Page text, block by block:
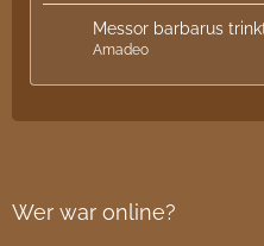
Messor barbarus
Amadeo
Wer war online?